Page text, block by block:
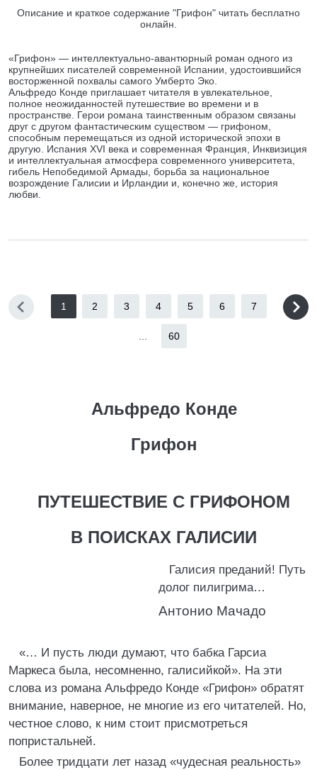
Описание и краткое содержание "Грифон" читать бесплатно
онлайн.
«Грифон» — интеллектуально-авантюрный роман одного из
крупнейших писателей современной Испании, удостоившийся
восторженной похвалы самого Умберто Эко.
Альфредо Конде приглашает читателя в увлекательное,
полное неожиданностей путешествие во времени и в
пространстве. Герои романа таинственным образом связаны
друг с другом фантастическим существом — грифоном,
способным перемещаться из одной исторической эпохи в
другую. Испания XVI века и современная Франция, Инквизиция
и интеллектуальная атмосфера современного университета,
гибель Непобедимой Армады, борьба за национальное
возрождение Галисии и Ирландии и, конечно же, история
любви.
1 2 3 4 5 6 7
60
Альфредо Конде
Грифон
ПУТЕШЕСТВИЕ С ГРИФОНОМ
В ПОИСКАХ ГАЛИСИИ
Галисия преданий! Путь
долог пилигрима…
Антонио Мачадо
«… И пусть люди думают, что бабка Гарсиа
Маркеса была, несомненно, галисийкой». На эти
слова из романа Альфредо Конде «Грифон» обратят
внимание, наверное, не многие из его читателей. Но,
честное слово, к ним стоит присмотреться
попристальней.
Более тридцати лет назад «чудесная реальность»